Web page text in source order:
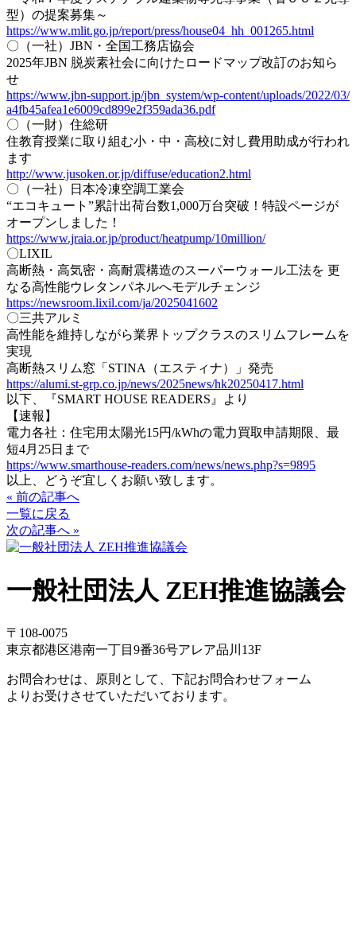
型） の提案募集～
https://www.mlit.go.jp/report/press/house04_hh_001265.html
〇（一社）JBN・全国工務店協会
2025年JBN 脱炭素社会に向けたロードマップ改訂のお知ら
せ
https://www.jbn-support.jp/jbn_system/wp-content/uploads/2022/03/
a4fb45afea1e6009cd899e2f359ada36.pdf
〇（一財）住総研
住教育授業に取り組む小・中・高校に対し費用助成が行われ
ます
http://www.jusoken.or.jp/diffuse/education2.html
〇（一社）日本冷凍空調工業会
“エコキュート”累計出荷台数1,000万台突破！ 特設ページが
オープンしました！
https://www.jraia.or.jp/product/heatpump/10million/
〇LIXIL
高断熱・高気密・高耐震構造のスーパーウォール工法を 更
なる高性能ウレタンパネルへモデルチェンジ
https://newsroom.lixil.com/ja/2025041602
〇三共アルミ
高性能を維持しながら業界トップクラスのスリムフレームを
実現
高断熱スリム窓「STINA（エスティナ）」発売
https://alumi.st-grp.co.jp/news/2025news/hk20250417.html
以下、『SMART HOUSE READERS』より
【速報】
電力各社：住宅用太陽光15円/kWhの電力買取申請期限、 最
短4月25日まで
https://www.smarthouse-readers.com/news/news.php?s=9895
以上、どうぞ宜しくお願い致します。
« 前の記事へ
一覧に戻る
次の記事へ »
一般社団法人 ZEH推進協議会
〒108-0075
東京都港区港南一丁目9番36号アレア品川13F
お問合わせは、原則として、下記お問合わせフォーム
よりお受けさせていただいております。